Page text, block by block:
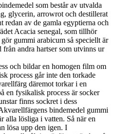
som består av utvalda
glycerin, arrowrot och destillerat
redan av de gamla egyptierna och
Acacia senegal, som tillhör
gummi arabicum så speciellt är
andra hartser som utvinns ur
och bildar en homogen film om
process går inte den torkade
däremot torkar i en
en fysikalisk process är socker
finns sockret i dess
bindemedel gummi
alla lösliga i vatten. Så när en
lösa upp den igen. I